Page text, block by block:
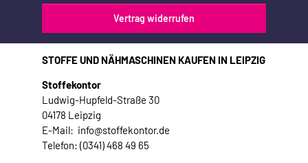
Vertrag widerrufen
STOFFE UND NÄHMASCHINEN KAUFEN IN LEIPZIG
Stoffekontor
Ludwig-Hupfeld-Straße 30
04178 Leipzig
E-Mail: info@stoffekontor.de
Telefon: (0341) 468 49 65